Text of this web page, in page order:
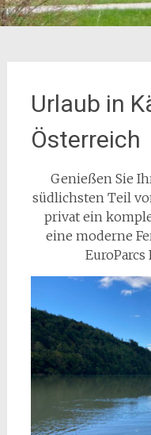
Urlaub in
Österreich
Genießen Sie
südlichsten Teil
privat ein
eine moderne